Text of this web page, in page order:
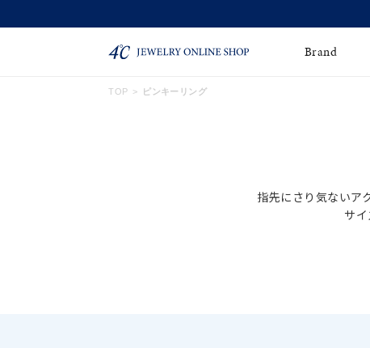
Brand
ブレスレット
よくあるご質問
TOP ピンキーリング
指先にさり気ないア
サ
・